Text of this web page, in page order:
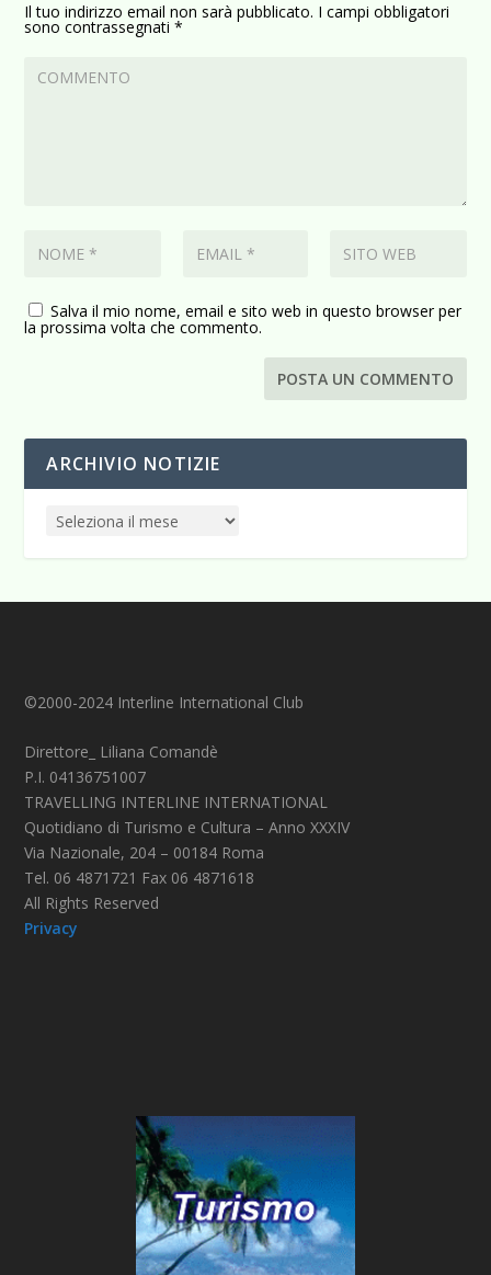
Il tuo indirizzo email non sarà pubblicato. I campi obbligatori
sono contrassegnati*
Salva il mio nome, email e sito web in questo browser per
la prossima volta che commento.
ARCHIVIO NOTIZIE
©2000-2024 Interline International Club
Direttore_ Liliana Comandè
P.I. 04136751007
TRAVELLING INTERLINE INTERNATIONAL
Quotidiano di Turismo e Cultura – Anno XXXIV
Via Nazionale, 204 – 00184 Roma
Tel. 06 4871721 Fax 06 4871618
All Rights Reserved
Privacy